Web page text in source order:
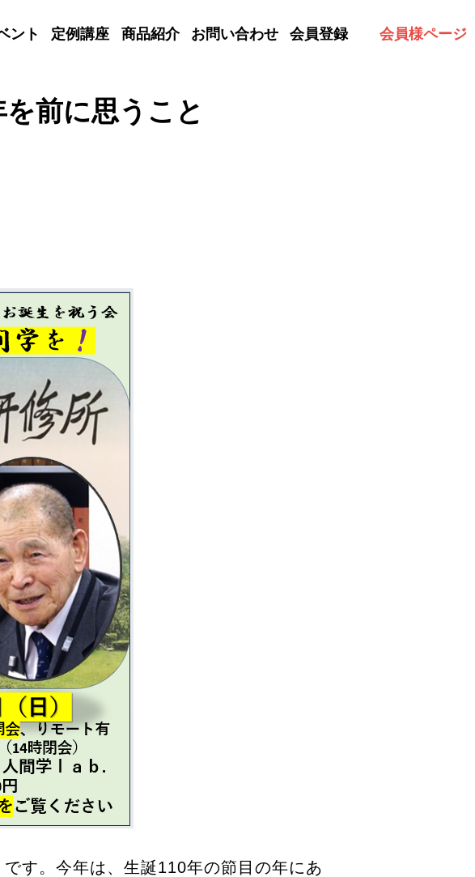
ント 定例講座 商品紹介 お問い合わせ 会員登録 会員様ページ
前に思うこと
す。今年は、生誕110年の節目の年にあ